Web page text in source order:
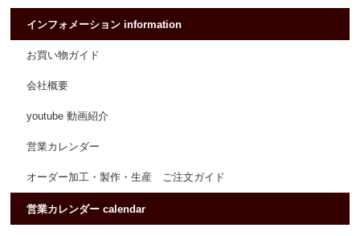
インフォメーション information
お買い物ガイド
会社概要
youtube 動画紹介
営業カレンダー
オーダー加工・製作・生産 ご注文ガイド
営業カレンダー calendar